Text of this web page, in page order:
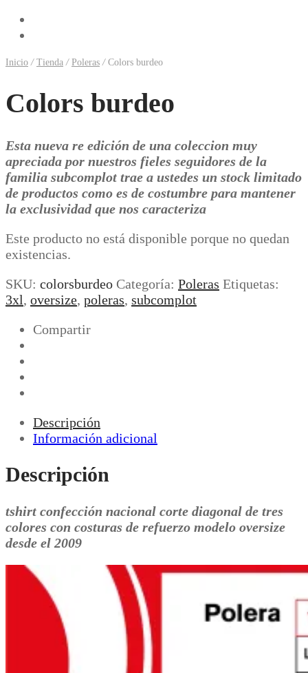
Inicio / Tienda / Poleras /Colors burdeo
Colors burdeo
Esta nueva re edición de una coleccion muy
apreciada por nuestros fieles seguidores de la
familia subcomplot trae a ustedes un stock limitado
de productos como es de costumbre para mantener
la exclusividad que nos caracteriza
Este producto no está disponible porque no quedan
existencias.
SKU: colorsburdeo Categoría: Poleras Etiquetas:
3xl, oversize, poleras, subcomplot
Compartir
Descripción
Información adicional
Descripción
tshirt confección nacional corte diagonal de tres
colores con costuras de refuerzo modelo oversize
desde el 2009